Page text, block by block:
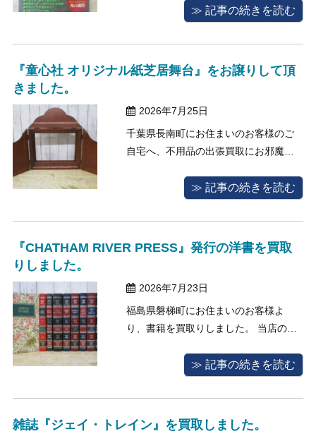
引越しを機に身の回りの整理をされ
とめて買い取って欲しいと、当店へお
問い合わせをくださいました。 お引越
しの荷造りと一緒に、書籍を段ボール
≫ 記事の続きを読む
『童心社 オリジナル紙芝居舞台』をお譲りして頂
きました。
2026年7月25日
千葉県長南町にお住まいのお客様のご
自宅へ、不用品の出張買取にお邪魔し
は、ご自身の身の回りの整理を進めて
など不用になったものを整理して、大
切にしてくれる人に引き継ぎたい」
と、当店にお声がけしてくださいまし
≫ 記事の続きを読む
『CHATHAM RIVER PRESS』発行の洋書を買取
りしました。
2026年7月23日
福島県磐梯町にお住まいのお客様よ
り、書籍を買取りしました。 当店のホ
読み終わった本をどうしようか悩まれ
にか数が増えて場所を取ってしまっ
て、いざ処分しようにもどうすればい
いかお困りの方も多いはずです。 今回
≫ 記事の続きを読む
雑誌『ジェイ・トレイン』を買取しました。